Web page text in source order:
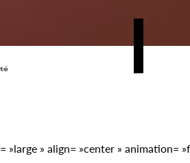
»large » align= »center »